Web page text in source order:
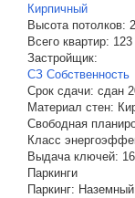
Кирпичный
Высота потолков:
Всего квартир: 123
Застройщик:
СЗ Собственность
Срок сдачи: сдан
Материал стен:
Свободная
Класс
Выдача ключей:
Паркинги
Паркинг: Наземный